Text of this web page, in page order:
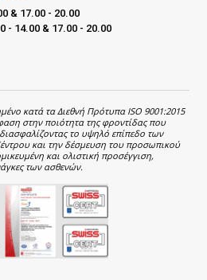
& 17.00 - 20.00
- 14.00 & 17.00 - 20.00
κατά τα Διεθνή Πρότυπα ISO 9001:2015
στην ποιότητα της φροντίδας που
το υψηλό επίπεδο των
και την δέσμευση του προσωπικού
και ολιστική προσέγγιση,
των ασθενών.